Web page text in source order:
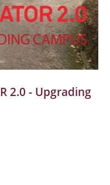
2.0 - Upgrading